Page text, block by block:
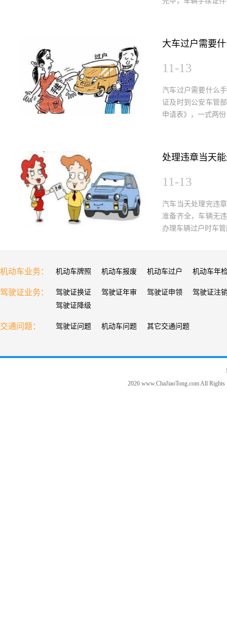
大车过户需要
11-13
汽车过户需要什么
证及时到公安车管
申请表》，一式两
处理违章当天
11-13
汽车当天处理完违
准备齐全，车辆无
办理车辆过户时车
机动车业务： 机动车牌照 机动车报废 机动车过户 机动车年
驾驶证业务： 驾驶证换证 驾驶证年审 驾驶证申领
驾驶证注
驾驶证降级
交通问题： 驾驶证问题 机动车问题 其它交通问题
2026 www.ChaJiaoTong.com All Rights